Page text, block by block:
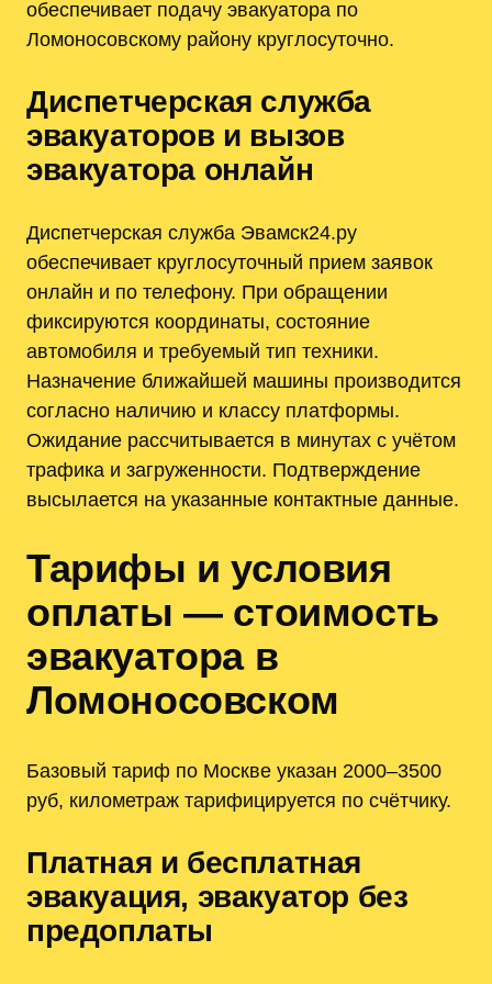
обеспечивает подачу эвакуатора по
Ломоносовскому району круглосуточно.
Диспетчерская служба
эвакуаторов и вызов
эвакуатора онлайн
Диспетчерская служба Эвамск24.ру
обеспечивает круглосуточный прием заявок
онлайн и по телефону. При обращении
фиксируются координаты, состояние
автомобиля и требуемый тип техники.
Назначение ближайшей машины производится
согласно наличию и классу платформы.
Ожидание рассчитывается в минутах с учётом
трафика и загруженности. Подтверждение
высылается на указанные контактные данные.
Тарифы и условия
оплаты — стоимость
эвакуатора в
Ломоносовском
Базовый тариф по Москве указан 2000–3500
руб, километраж тарифицируется по счётчику.
Платная и бесплатная
эвакуация, эвакуатор без
предоплаты